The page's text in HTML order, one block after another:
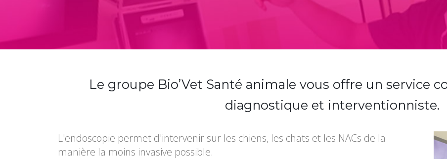
Le groupe Bio’Vet Santé animale vous offre un service
diagnostique et interventionniste.
L'endoscopie permet d'intervenir sur les chiens, les chats et les NACs de la
manière la moins invasive possible.